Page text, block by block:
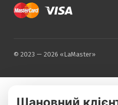
© 2023 — 2026 «LaMaster»